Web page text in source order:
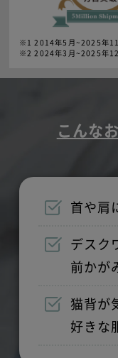
※1 2014年5月~2025年11
※2 2024年3月~2025年
こんな
首や肩
デスク
前かが
猫背が
好きな